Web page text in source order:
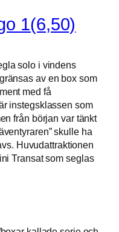
1(6,50)
solo i vindens
av en box som
med få
instegsklassen som
från början var tänkt
skulle ha
Huvudattraktionen
Transat som seglas